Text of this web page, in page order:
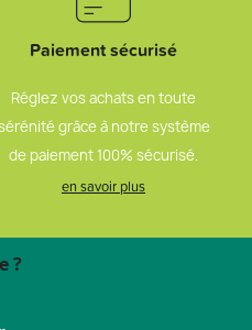
Paiement sécurisé
Réglez vos achats en toute
grâce à notre système
de paiement 100% sécurisé.
en savoir plus
?